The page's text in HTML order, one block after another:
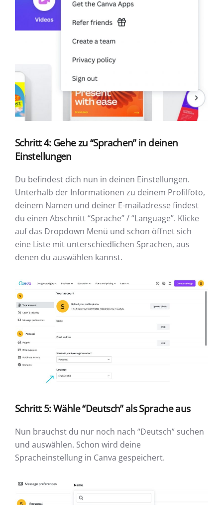
Schritt 4: Gehe zu “Sprachen” in deinen
Einstellungen
Du befindest dich nun in deinen Einstellungen.
Unterhalb der Informationen zu deinem Profilfoto,
deinem Namen und deiner E-mailadresse findest
du einen Abschnitt “Sprache” / “Language”. Klicke
auf das Dropdown Menü und schon öffnet sich
eine Liste mit unterschiedlichen Sprachen, aus
denen du auswählen kannst.
Schritt 5: Wähle “Deutsch” als Sprache aus
Nun brauchst du nur noch nach “Deutsch” suchen
und auswählen. Schon wird deine
Spracheinstellung in Canva gespeichert.